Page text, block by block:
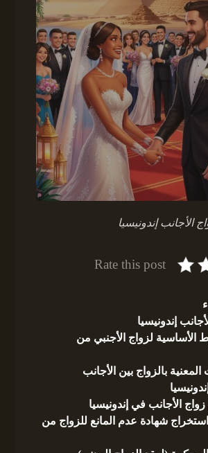
الأجانب إندونيسيا
Rate this post
إندونيسيا
الأساسية لزواج الأجنبي من
المعنية بالزواج بين الأجانب
الأجانب في إندونيسيا
شهادة عدم المانع للزواج من